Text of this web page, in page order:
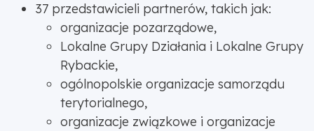
37 przedstawicieli partnerów, takich jak:
organizacje pozarządowe,
Lokalne Grupy Działania i Lokalne Grupy
Rybackie,
ogólnopolskie organizacje samorządu
terytorialnego,
organizacje związkowe i organizacje